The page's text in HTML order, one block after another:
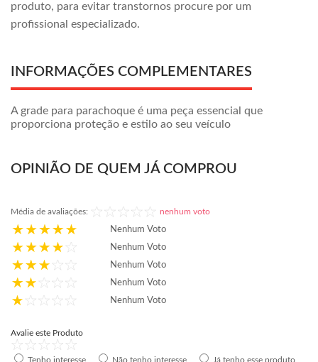
produto, para evitar transtornos procure por um
profissional especializado.
INFORMAÇÕES COMPLEMENTARES
A grade para parachoque é uma peça essencial que
proporciona proteção e estilo ao seu veículo
OPINIÃO DE QUEM JÁ COMPROU
Média de avaliações: nenhum voto
Nenhum Voto
Nenhum Voto
Nenhum Voto
Nenhum Voto
Nenhum Voto
Avalie este Produto
Tenho interesse Não tenho interesse Já tenho esse produto